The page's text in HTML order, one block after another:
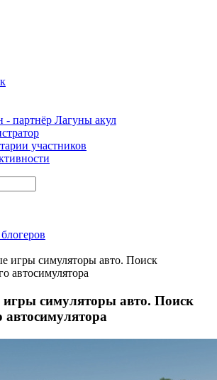
- партнёр Лагуны акул
участников
игры симуляторы авто. Поиск
автосимулятора
симуляторы авто. Поиск